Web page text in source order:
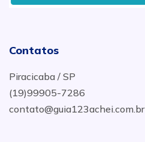
Contatos
Piracicaba / SP
(19)99905-7286
contato@guia123achei.com.br